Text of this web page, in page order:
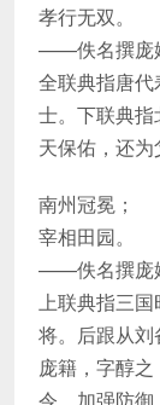
孝行无双。
——佚名撰庞
全联典指唐
士。下联典
天保佑，还
南州冠冕；
宰相田园。
——佚名撰庞
上联典指三
将。后跟从
庞籍，字醇